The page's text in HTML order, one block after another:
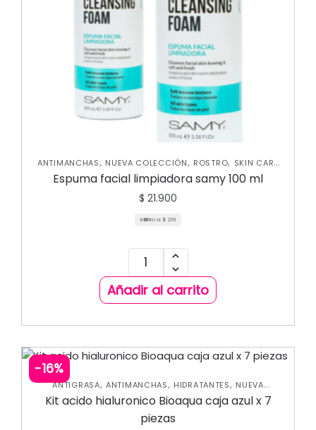
ANTIMANCHAS, NUEVA COLECCIÓN, ROSTRO, SKIN CARE
FACIAL
Espuma facial limpiadora samy 100 ml
$ 21.900
Mililitro a: $ 219
Añadir al carrito
-16%
ANTIGRASA,ANTIMANCHAS, HIDRATANTES, NUEVA
COLECCIÓN
OFERTAS, SKIN CARE FACIAL
Kit acido hialuronico Bioaqua caja azul x 7
piezas